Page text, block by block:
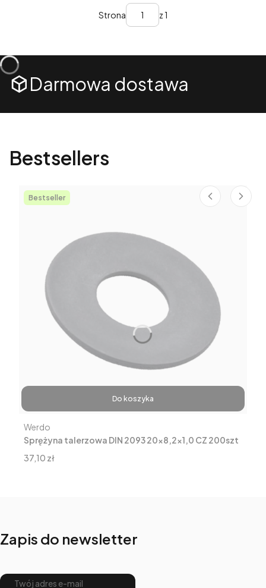
Strona z 1
Darmowa dostawa
Bestsellers
Bestseller
Do koszyka
Sprężyna talerzowa DIN 2093 20x8,2x1,0 CZ 200szt
Producent
Werdo
Cena
37,10 zł
Zapis do newsletter
Twój adres e-mail